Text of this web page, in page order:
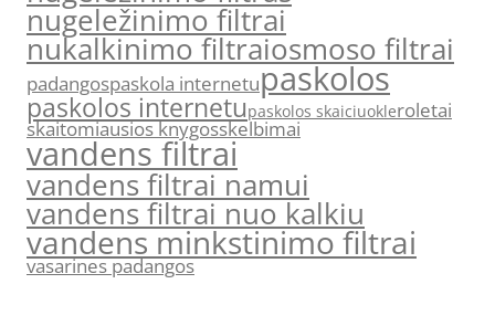
nugeležinimo filtrai
nukalkinimo filtraiosmoso filtrai
padangospaskola internetupaskolos
paskolos internetupaskolos skaiciuokleroletai
skaitomiausios knygosskelbimai
vandens filtrai
vandens filtrai namui
vandens filtrai nuo kalkiu
vandens minkstinimo filtrai
vasarines padangos